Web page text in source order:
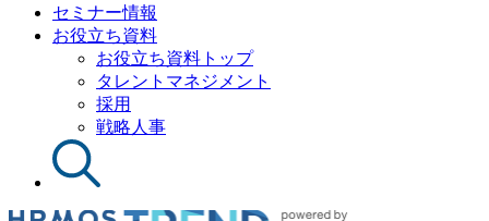
セミナー情報
お役立ち資料
お役立ち資料トップ
タレントマネジメント
採用
戦略人事